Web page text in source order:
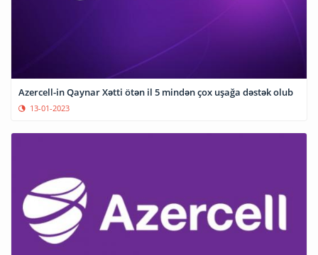
Azercell-in Qaynar Xətti ötən il 5 mindən çox uşağa dəstək olub
13-01-2023